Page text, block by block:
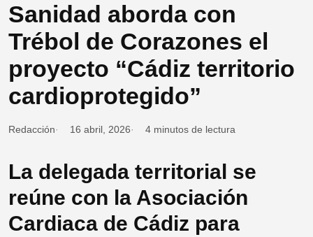
Sanidad aborda con
Trébol de Corazones el
proyecto “Cádiz territorio
cardioprotegido”
Redacción 16 abril, 2026 4 minutos de lectura
La delegada territorial se
reúne con la Asociación
Cardiaca de Cádiz para